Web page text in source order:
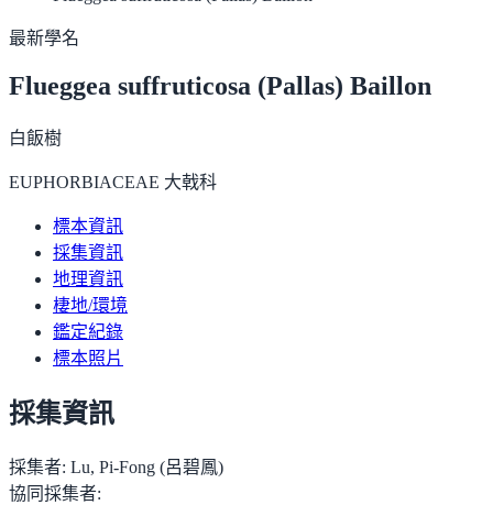
最新學名
Flueggea suffruticosa (Pallas) Baillon
白飯樹
EUPHORBIACEAE 大戟科
標本資訊
採集資訊
地理資訊
棲地/環境
鑑定紀錄
標本照片
採集資訊
採集者: Lu, Pi-Fong (呂碧鳳)
協同採集者: